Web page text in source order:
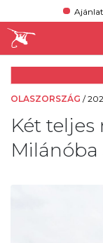
OLASZORSZÁG /
Két teljes
Milánóba